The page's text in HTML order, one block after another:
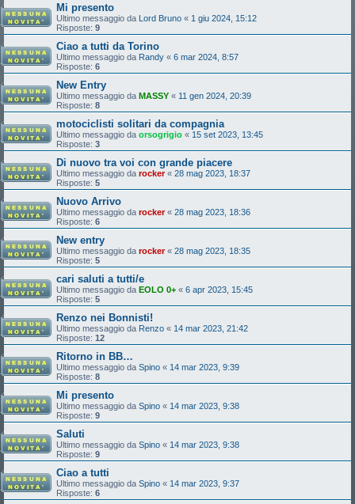
Mi presento
Ultimo messaggio da Lord Bruno « 1 giu 2024, 15:12
Risposte: 9
Ciao a tutti da Torino
Ultimo messaggio da Randy « 6 mar 2024, 8:57
Risposte: 6
New Entry
Ultimo messaggio da MASSY « 11 gen 2024, 20:39
Risposte: 8
motociclisti solitari da compagnia
Ultimo messaggio da orsogrigio « 15 set 2023, 13:45
Risposte: 3
Di nuovo tra voi con grande piacere
Ultimo messaggio da rocker« 28 mag 2023, 18:37
Risposte: 5
Nuovo Arrivo
Ultimo messaggio da rocker« 28 mag 2023, 18:36
Risposte: 6
New entry
Ultimo messaggio da rocker« 28 mag 2023, 18:35
Risposte: 5
cari saluti a tutti/e
Ultimo messaggio da EOLO 0+ « 6 apr 2023, 15:45
Risposte: 5
Renzo nei Bonnisti!
Ultimo messaggio da Renzo « 14 mar 2023, 21:42
Risposte: 12
Ritorno in BB…
Ultimo messaggio da Spino « 14 mar 2023, 9:39
Risposte: 8
Mi presento
Ultimo messaggio da Spino « 14 mar 2023, 9:38
Risposte: 9
Saluti
Ultimo messaggio da Spino « 14 mar 2023, 9:38
Risposte: 9
Ciao a tutti
Ultimo messaggio da Spino « 14 mar 2023, 9:37
Risposte: 6